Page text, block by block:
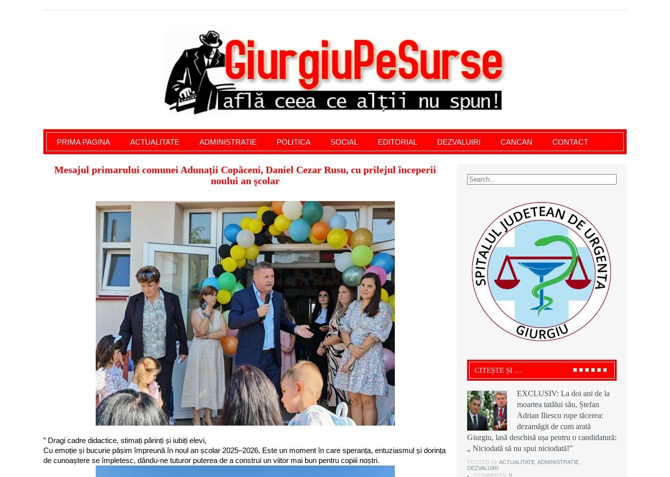
Giurgiu Pe Surse – actualitate giurgiu, administratie giurgiu, stiri politice, social economic, editoriale giurgiu, dezvaluiri, soc, cancan, stiri locale
PRIMA PAGINA ACTUALITATE ADMINISTRATIE POLITICA SOCIAL EDITORIAL DEZVALUIRI CANCAN CONTACT
Mesajul primarului comunei Adunaţii Copăceni, Daniel Cezar Rusu, cu prilejul începerii
noului an şcolar
” Dragi cadre didactice, stimați părinți și iubiți elevi,
Cu emoție și bucurie pășim împreună în noul an școlar 2025–2026. Este un moment în care speranța, entuziasmul și dorința
de cunoaștere se împletesc, dându-ne tuturor puterea de a construi un viitor mai bun pentru copiii noștri.
CITEȘTE ȘI …
EXCLUSIV: La doi ani de la
moartea tatălui său, Ștefan
Adrian Iliescu rupe tăcerea:
dezamăgit de cum arată
Giurgiu, lasă deschisă ușa pentru o candidatură:
„ Niciodată să nu spui niciodată!”
POSTED IN: ACTUALITATE ADMINISTRATIE
DEZVALUIRI
COMMENTS: 0